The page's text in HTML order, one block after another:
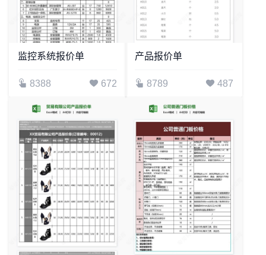
监控系统报价单
8388 672
产品报价单
8789 487